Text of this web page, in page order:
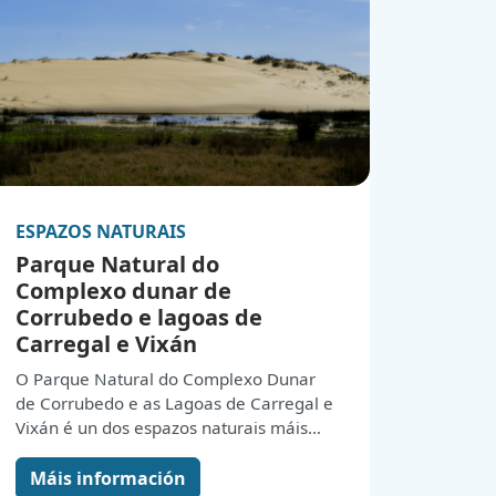
pesqueira desde o século XV, cando
comezou a súa actividade económica,
que transformou o territorio e deu lugar
á configuración urbana de Ribeira.
ESPAZOS NATURAIS
Parque Natural do
Complexo dunar de
Corrubedo e lagoas de
Carregal e Vixán
O Parque Natural do Complexo Dunar
de Corrubedo e as Lagoas de Carregal e
Vixán é un dos espazos naturais máis
Parque Natural en 1992 polo seu
Máis información